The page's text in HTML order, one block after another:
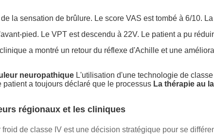
la sensation de brûlure. Le score VAS est tombé à 6/10.
pied. Le VPT est descendu à 22V. Le patient a pu
a montré un retour du réflexe d'Achille et une
neuropathique L'utilisation d'une technologie de
a toujours déclaré que le processus La thérapie au
régionaux et les cliniques
de classe IV est une décision stratégique pour se